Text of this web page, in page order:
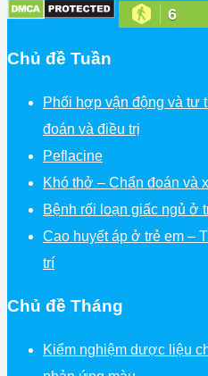
6
Chủ đề Tuần
Phối hợp vận động và tư
đoán và điều trị
Peflacine
Khó thở – Chẩn đoán và
Bệnh rối loạn giấc ngủ ở
Cao huyết áp ở trẻ em –
trí
Chủ đề Tháng
Kiểm nghiệm dược liệu